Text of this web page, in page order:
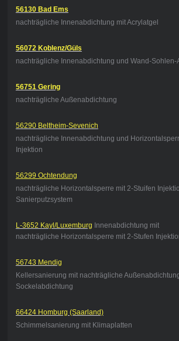
56130 Bad Ems
nachträgliche Innenabdichtung mit Acrylatgel
56072 Koblenz/Güls
nachträgliche Innenabdichtung und Wand-Sohlen-
56751 Gering
nachträgliche Außenabdichtung
56290 Beltheim-Sevenich
nachträgliche Innenabdichtung und
Injektion
56299 Ochtendung
nachträgliche Horizontalsperre mit 2-Stuifen
Sanierputzsystem
L-3652 Kayl/Luxemburg Innenabdichtung mit
nachträgliche Horizontalsperre mit 2-Stufen
56743 Mendig
Kellersanierung mit nachträgliche
Sockelabdichtung
66424 Homburg (Saarland)
Schimmelsanierung mit Klimaplatten